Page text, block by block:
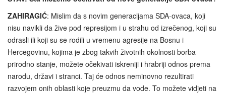
ZAHIRAGIĆ: Mislim da s novim generacijama SDA-ovaca, koji
nisu navikli da žive pod represijom i u strahu od izrečenog, koji su
odrasli ili koji su se rodili u vremenu agresije na Bosnu i
Hercegovinu, kojima je zbog takvih životnih okolnosti borba
prirodno stanje, možete očekivati iskreniji i hrabriji odnos prema
narodu, državi i stranci. Taj će odnos neminovno rezultirati
razvojem onih oblasti koje preuzmu da vode. To možete vidjeti na